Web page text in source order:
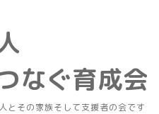
なぐ育成会
とその家族そして支援者の会です